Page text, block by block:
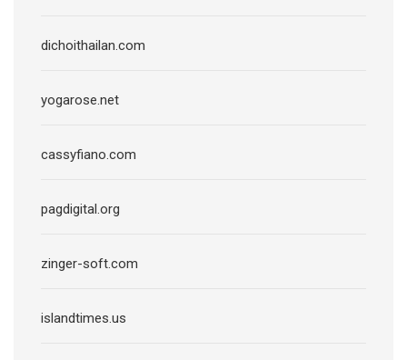
dichoithailan.com
yogarose.net
cassyfiano.com
pagdigital.org
zinger-soft.com
islandtimes.us